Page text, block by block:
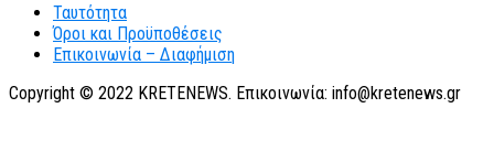
Ταυτότητα
Όροι και Προϋποθέσεις
Επικοινωνία – Διαφήμιση
Copyright © 2022 KRETENEWS. Επικοινωνία: info@kretenews.gr